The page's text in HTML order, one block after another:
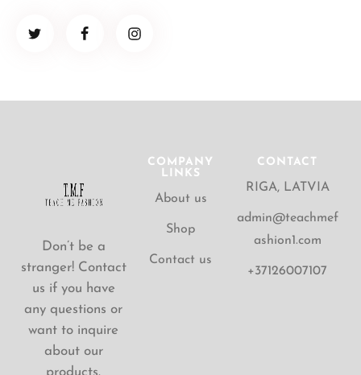
Don’t be a
stranger! Contact
us if you have
any questions or
want to inquire
about our
COMPANY
LINKS
About us
Shop
Contact us
CONTACT
RIGA, LATVIA
admin@teachmef
ashion1.com
+37126007107